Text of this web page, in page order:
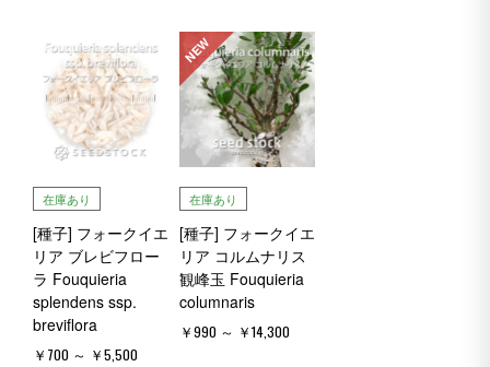
在庫あり
[種子] フォークイエ
リア ブレビフロー
ラ Fouquieria
splendens ssp.
breviflora
￥700 ～ ￥5,500
NEW
在庫あり
[種子] フォークイエ
リア コルムナリス
観峰玉 Fouquieria
columnaris
￥990 ～ ￥14,300